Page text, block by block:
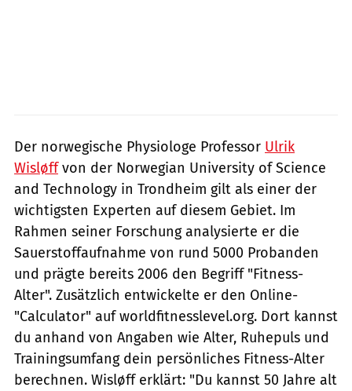
Der norwegische Physiologe Professor Ulrik
Wisløffvon der Norwegian University of Science
and Technology in Trondheim gilt als einer der
wichtigsten Experten auf diesem Gebiet. Im
Rahmen seiner Forschung analysierte er die
Sauerstoffaufnahme von rund 5000 Probanden
und prägte bereits 2006 den Begriff "Fitness-
Alter". Zusätzlich entwickelte er den Online-
"Calculator" auf worldfitnesslevel.org. Dort kannst
du anhand von Angaben wie Alter, Ruhepuls und
Trainingsumfang dein persönliches Fitness-Alter
berechnen. Wisløff erklärt: "Du kannst 50 Jahre alt